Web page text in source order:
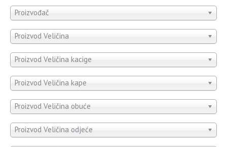
Proizvođač
Proizvod Veličina
Proizvod Veličina kacige
Proizvod Veličina kape
Proizvod Veličina obuće
Proizvod Veličina odjeće